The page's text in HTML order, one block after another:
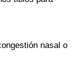
nasal o